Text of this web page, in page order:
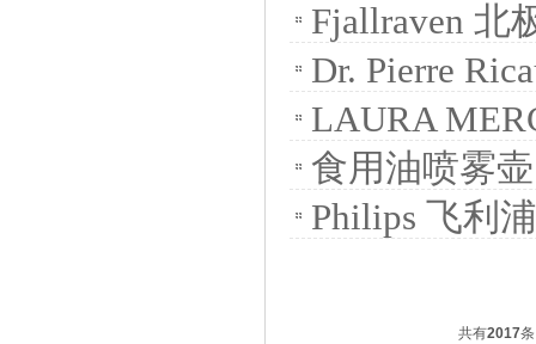
Fjallraven 北
Dr. Pierre
LAURA
食用油喷雾壶
Philips 飞利
共有2017